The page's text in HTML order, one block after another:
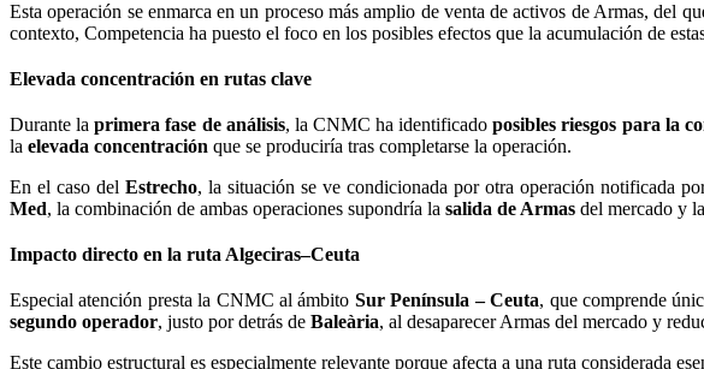
Esta operación se enmarca en un proceso más amplio de venta de activos de Armas, del
contexto, Competencia ha puesto el foco en los posibles efectos que la acumulación de
Elevada concentración en rutas clave
Durante laprimera fase de análisis, la CNMC ha identificadoposibles riesgos para la
la elevada concentración que se produciría tras completarse la operación.
En el caso del Estrecho, la situación se ve condicionada por otra operación notificada
Med, la combinación de ambas operaciones supondría la salida de Armas del mercado y
Impacto directo en la ruta Algeciras–Ceuta
Especial atención presta la CNMC al ámbito Sur Península – Ceuta, que comprende
segundo operador, justo por detrás de Baleària, al desaparecer Armas del mercado y
Este cambio estructural es especialmente relevante porque afecta a una ruta considerada